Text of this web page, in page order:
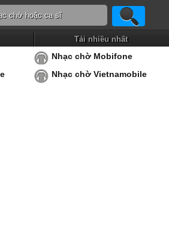
Tải nhiều nhất
Nhạc chờ Mobifone
Nhạc chờ Vietnamobile